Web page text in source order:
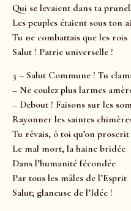
Qui se levaient dans ta
Les peuples étaient sous ton
Tu ne combattais que les rois
Salut ! Patrie universelle !
3 – Salut Commune ! Tu
– Ne coulez plus larmes
– Debout ! Faisons sur les
Rayonner les saintes
Tu rêvais, ô toi qu’on proscrit
Le mal mort, la haine bridée
Dans l’humanité fécondée
Par tous les mâles de l’Esprit
Salut; glaneuse de l’Idée !